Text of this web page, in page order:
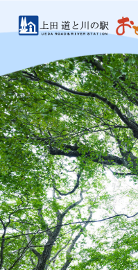
おとぎの里について
お知らせ
イベント
農産物・特産品
食事処 岩鼻
ドッグラン